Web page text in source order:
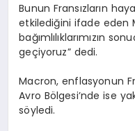
Bunun Fransızların
etkilediğini ifade eden
bağımlılıklarımızın
geçiyoruz” dedi.
Macron, enflasyonun
Avro Bölgesi’nde ise
söyledi.